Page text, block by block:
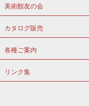
美術館友の会
カタログ販売
各種ご案内
リンク集